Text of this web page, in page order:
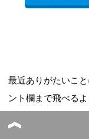
最近ありがたいこ
ント欄まで飛べる